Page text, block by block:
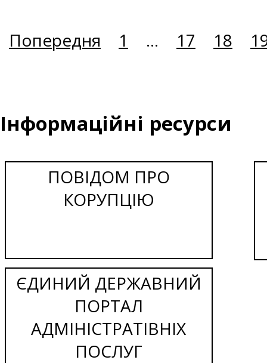
Попередня 1 ... 17 18
Інформаційні ресурси
ПОВІДОМ ПРО
КОРУПЦІЮ
ЄДИНИЙ ДЕРЖАВНИЙ
ПОРТАЛ
АДМІНІСТРАТІВНІХ
ПОСЛУГ